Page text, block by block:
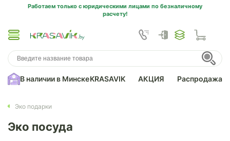
Работаем только с юридическими лицами по безналичному
расчету!
В наличии в МинскеKRASAVIK АКЦИЯ Распродажа
Эко подарки
Эко посуда